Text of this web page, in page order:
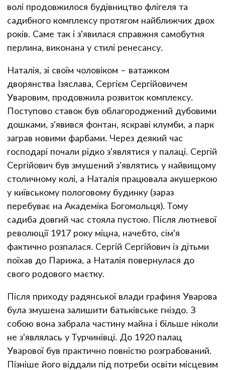
волі продовжилося будівництво флігеля та
садибного комплексу протягом найближчих двох
років. Саме так і з'явилася справжня самобутня
перлина, виконана у стилі ренесансу.
Наталія, зі своїм чоловіком – ватажком
дворянства Ізяслава, Сергієм Сергійовичем
Уваровим, продовжила розвиток комплексу.
Поступово ставок був облагороджений дубовими
дошками, з'явився фонтан, яскраві клумби, а парк
заграв новими фарбами. Через деякий час
господарі почали рідко з'являтися у палаці. Сергій
Сергійович був змушений з'являтись у найвищому
столичному колі, а Наталія працювала акушеркою
у київському пологовому будинку (зараз
перебуває на Академіка Богомольця). Тому
садиба довгий час стояла пустою. Після лютневої
революції 1917 року міцна, начебто, сім'я
фактично розпалася. Сергій Сергійович із дітьми
поїхав до Парижа, а Наталія повернулася до
свого родового маєтку.
Після приходу радянської влади графиня Уварова
була змушена залишити батьківське гніздо. З
собою вона забрала частину майна і більше ніколи
не з'являлась у Турчинівці. До 1920 палац
Уварової був практично повністю розграбований.
Пізніше його віддали під потреби освіти місцевим